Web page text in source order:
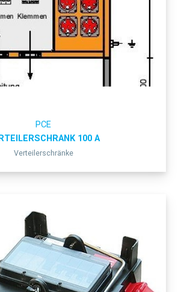
PCE
100 A
Verteilerschränke